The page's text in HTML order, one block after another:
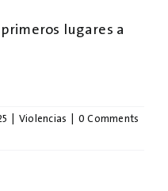
lugares a
Violencias
0 Comments